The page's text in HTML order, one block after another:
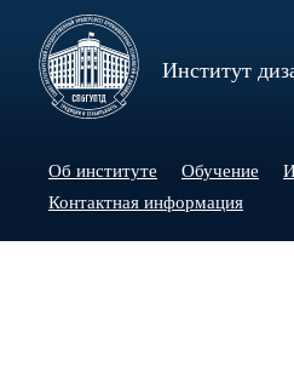
Институт
Об институте Обучение
Контактная информация